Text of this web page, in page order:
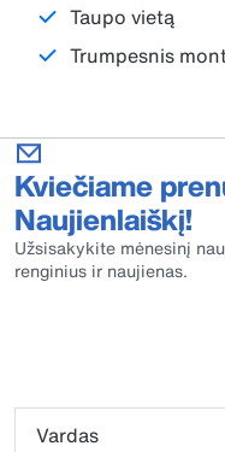
Taupo vietą
Trumpesnis
Kviečiame
Naujienlaiškį!
Užsisakykite mėnesinį
renginius ir naujienas.
Vardas